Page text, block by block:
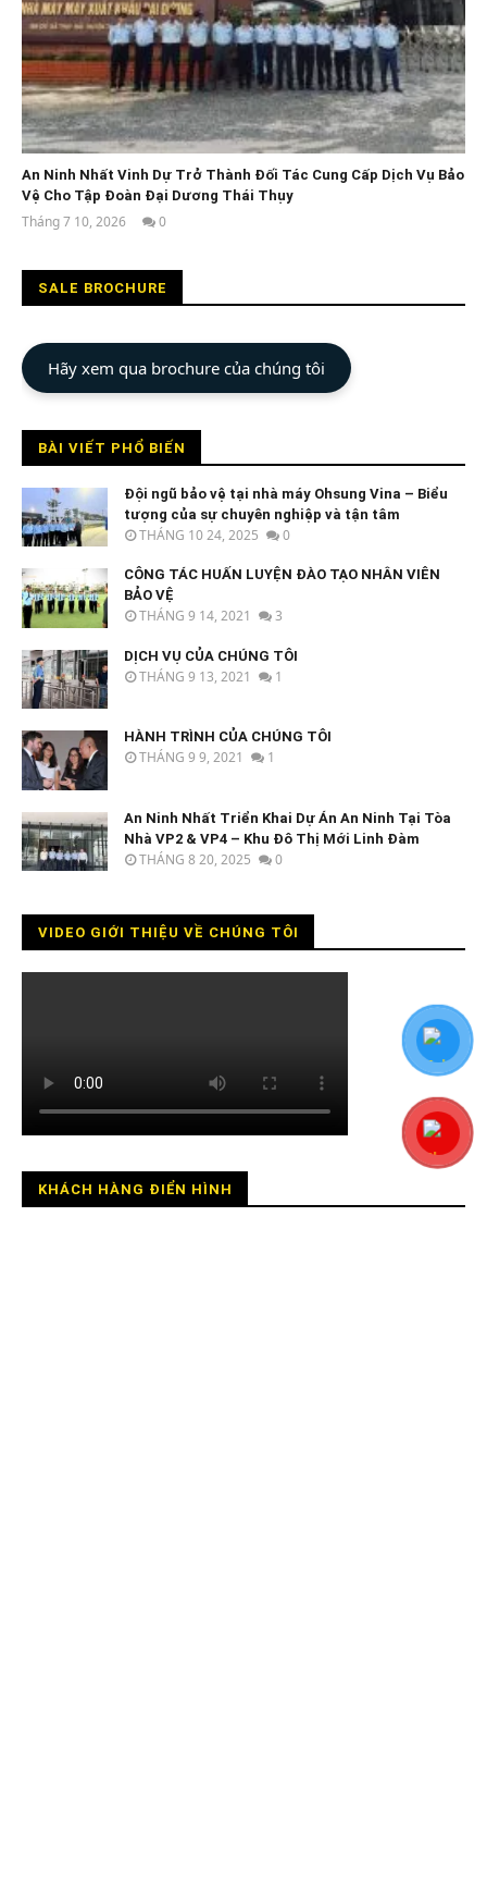
An Ninh Nhất Vinh Dự Trở Thành Đối Tác Cung Cấp Dịch Vụ Bảo
Vệ Cho Tập Đoàn Đại Dương Thái Thụy
Tháng 7 10, 2026
Nhất
0
SALE BROCHURE
Hãy xem qua brochure của chúng tôi
BÀI VIẾT PHỔ BIẾN
Đội ngũ bảo vệ tại nhà máy Ohsung Vina – Biểu
tượng của sự chuyên nghiệp và tận tâm
THÁNG 10 24, 2025 0
CÔNG TÁC HUẤN LUYỆN ĐÀO TẠO NHÂN VIÊN
BẢO VỆ
THÁNG 9 14, 2021 3
DỊCH VỤ CỦA CHÚNG TÔI
THÁNG 9 13, 2021 1
HÀNH TRÌNH CỦA CHÚNG TÔI
THÁNG 9 9, 2021 1
An Ninh Nhất Triển Khai Dự Án An Ninh Tại Tòa
Nhà VP2 & VP4 – Khu Đô Thị Mới Linh Đàm
THÁNG 8 20, 2025 0
VIDEO GIỚI THIỆU VỀ CHÚNG TÔI
KHÁCH HÀNG ĐIỂN HÌNH